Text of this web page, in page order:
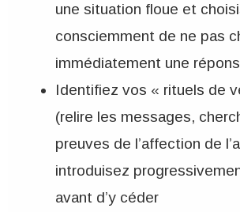
une situation floue et
consciemment de ne pas
immédiatement une
Identifiez vos « rituels de
(relire les messages,
preuves de l’affection de
introduisez
avant d’y céder